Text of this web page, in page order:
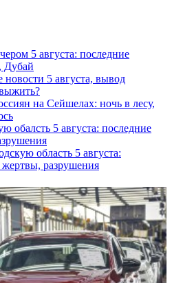
5 августа: последние
Дубай
5 августа, вывод
на Сейшелах: ночь в лесу,
обалсть 5 августа: последние
область 5 августа:
жертвы, разрушения